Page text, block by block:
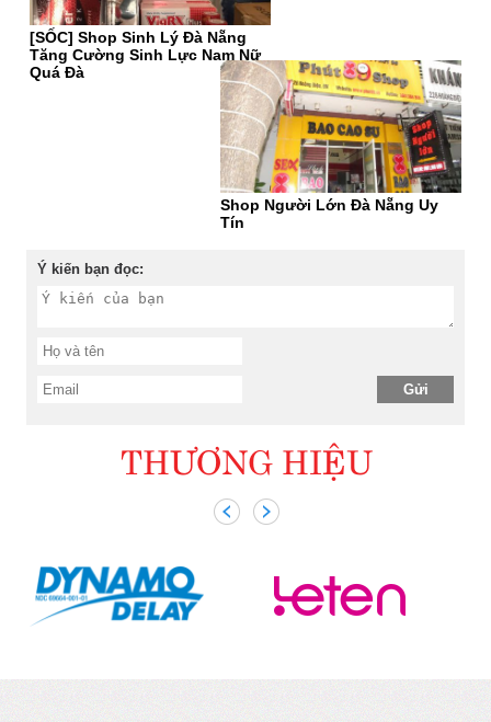
[SỐC] Shop Sinh Lý Đà Nẵng
Tăng Cường Sinh Lực Nam Nữ
Quá Đà
Shop Người Lớn Đà Nẵng Uy
Tín
Ý kiến bạn đọc:
THƯƠNG HIỆU